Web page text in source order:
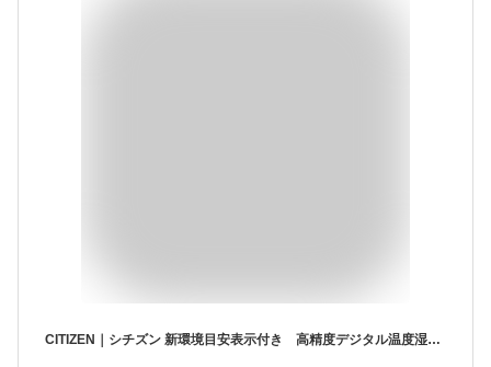
CITIZEN｜シチズン 新環境目安表示付き 高精度デジタル温度湿度計 電波時計付 8RZ232-002 黒 8RZ232-002 [デジタル]